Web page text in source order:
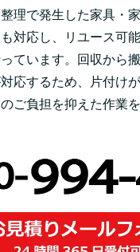
理で発生した家具・
対応し、リユース可
ています。回収から
応するため、片付け
ご負担を抑えた作業